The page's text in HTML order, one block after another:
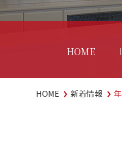
HOME
HOME 新着情報